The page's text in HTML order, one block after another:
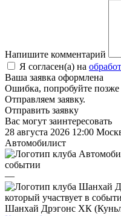
Напишите комментарий
Я согласен(а) на
Ваша заявка оформлена
Ошибка, попробуйте позже
Отправляем заявку.
Отправить заявку
Вас могут заинтересовать
28 августа 2026 12:00
Автомобилист
—
Шанхай Дрэгонс ХК